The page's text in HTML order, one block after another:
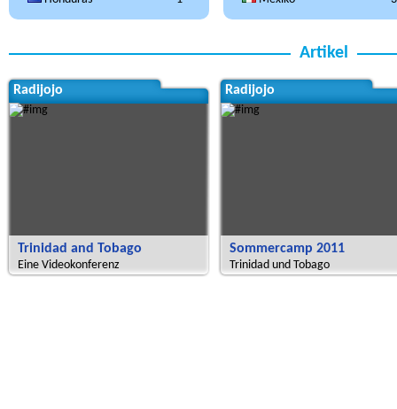
Artikel
Radijojo
Trinidad and Tobago
Eine Videokonferenz
Radijojo
Sommercamp 2011
Trinidad und Tobago